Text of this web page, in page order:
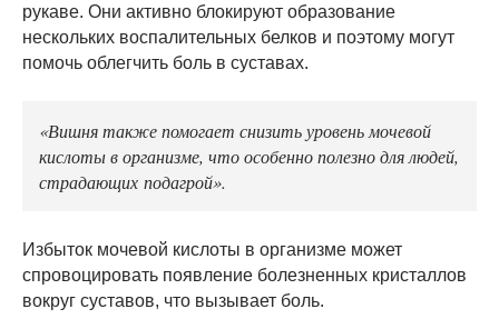
рукаве. Они активно блокируют образование
нескольких воспалительных белков и поэтому могут
помочь облегчить боль в суставах.
«Вишня также помогает снизить уровень мочевой
кислоты в организме, что особенно полезно для людей,
страдающих подагрой».
Избыток мочевой кислоты в организме может
спровоцировать появление болезненных кристаллов
вокруг суставов, что вызывает боль.